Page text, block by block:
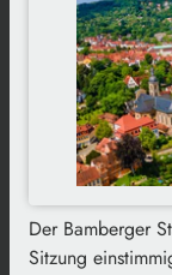
Der Bamberger
Sitzung